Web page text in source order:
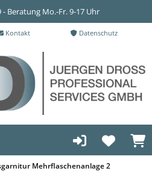
- Beratung Mo.-Fr. 9-17 Uhr
Kontakt Datenschutz
Mehrflaschenanlage 2